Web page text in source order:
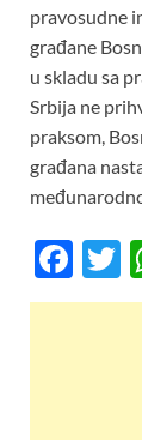
pravosudne
građane
u skladu sa
Srbija ne
praksom,
građana
F
ac
T